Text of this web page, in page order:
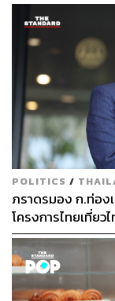
POLITICS /
ภราดรมอง ก.ท่อง
โครงการไทยเที่ย